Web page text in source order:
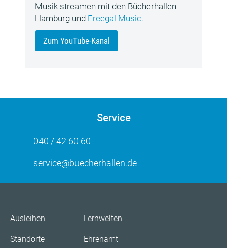
Musik streamen mit den Bücherhallen
Hamburg und Freegal Music.
Zum YouTube-Kanal
Service
040 / 42 60 60
service@buecherhallen.de
Ausleihen
Standorte
Lernwelten
Ehrenamt